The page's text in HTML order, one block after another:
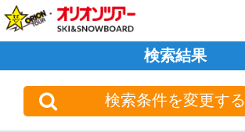
検索結果
検索条件を変更する